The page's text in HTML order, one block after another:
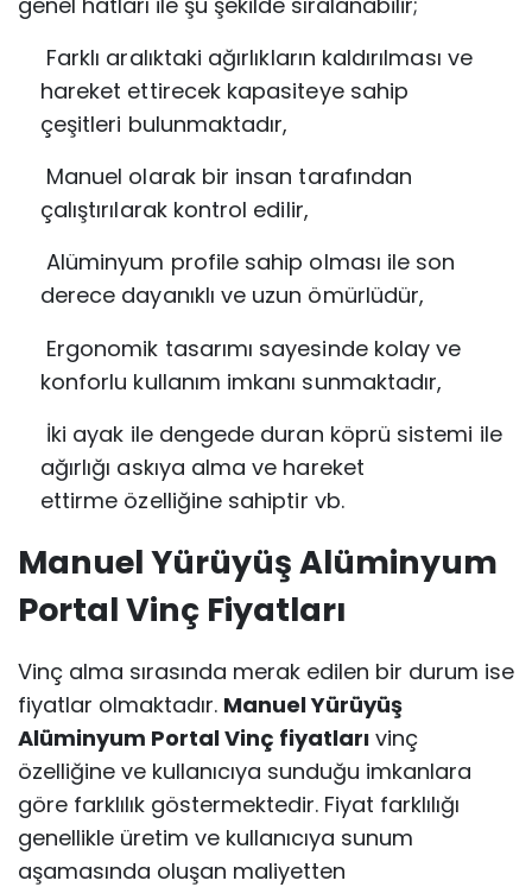
Farklı aralıktaki ağırlıkların kaldırılması ve
hareket ettirecek kapasiteye sahip
çeşitleri bulunmaktadır,
Manuel olarak bir insan tarafından
çalıştırılarak kontrol edilir,
Alüminyum profile sahip olması ile son
derece dayanıklı ve uzun ömürlüdür,
Ergonomik tasarımı sayesinde kolay ve
konforlu kullanım imkanı sunmaktadır,
İki ayak ile dengede duran köprü sistemi ile
ağırlığı askıya alma ve hareket
ettirme özelliğine sahiptir vb.
Manuel Yürüyüş Alüminyum
Portal Vinç Fiyatları
Vinç alma sırasında merak edilen bir durum ise
fiyatlar olmaktadır. Manuel Yürüyüş
Alüminyum Portal Vinç fiyatları vinç
özelliğine ve kullanıcıya sunduğu imkanlara
göre farklılık göstermektedir. Fiyat farklılığı
genellikle üretim ve kullanıcıya sunum
aşamasında oluşan maliyetten